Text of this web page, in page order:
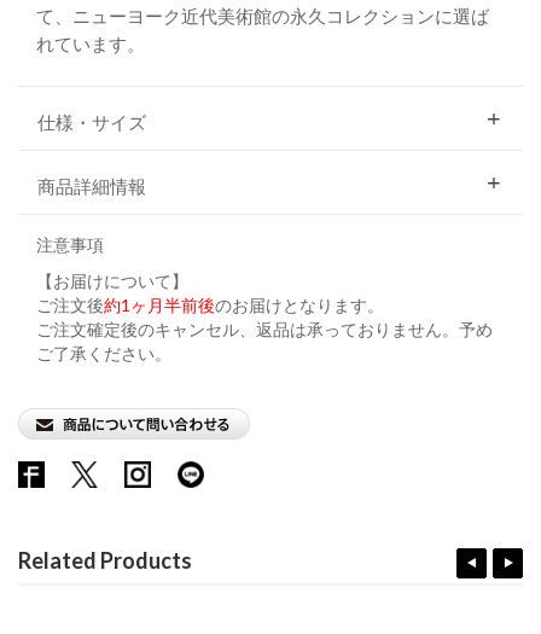
て、ニューヨーク近代美術館の永久コレクションに選ば
れています。
仕様・サイズ
商品詳細情報
注意事項
【お届けについて】
ご注文後約1ヶ月半前後のお届けとなります。
ご注文確定後のキャンセル、返品は承っておりません。予め
ご了承ください。
Related Products